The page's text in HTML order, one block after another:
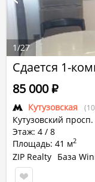
Сдается 1-
Кутузовская
Кутузовский просп.
Этаж: 4 / 8
Площадь: 41 м2
85 000Р
ZIP Realty База
1/27